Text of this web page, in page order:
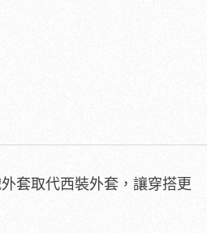
套取代西裝外套，讓穿搭更